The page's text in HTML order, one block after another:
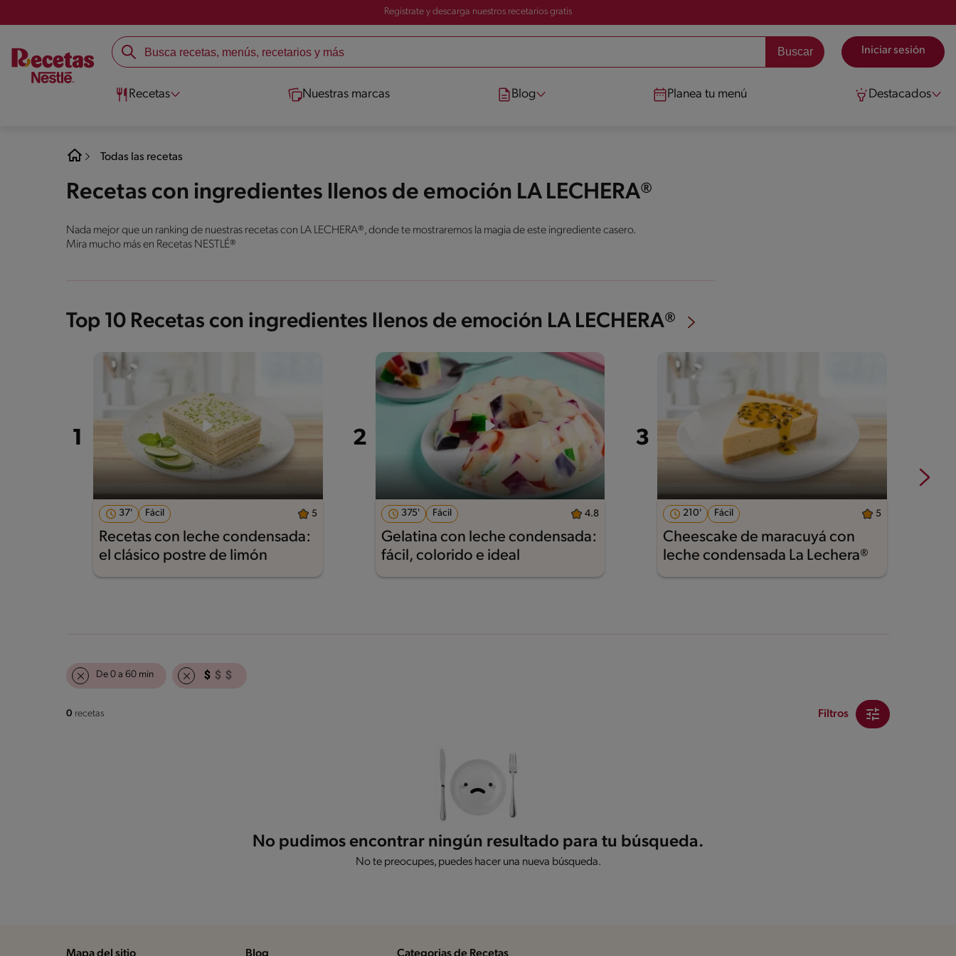
Registrate y descarga nuestros recetarios gratis
Iniciar sesión
Recetas Nuestras marcas Blog Planea tu menú Destacados
Todas las recetas
Recetas con ingredientes llenos de emoción LA LECHERA®
Nada mejor que un ranking de nuestras recetas con LA LECHERA®, donde te mostraremos la magia de este ingrediente casero.
Mira mucho más en Recetas NESTLÉ®
Top 10 Recetas con ingredientes llenos de emoción LA LECHERA®
37' Fácil 5
Recetas con leche condensada:
el clásico postre de limón
375' Fácil 4.8
Gelatina con leche condensada:
fácil, colorido e ideal
210' Fácil 5
Cheescake de maracuyá con
leche condensada La Lechera®
De 0 a 60 min
0 recetas Filtros
No pudimos encontrar ningún resultado para tu búsqueda.
No te preocupes, puedes hacer una nueva búsqueda.
Mapa del sitio Blog Categorias de Recetas